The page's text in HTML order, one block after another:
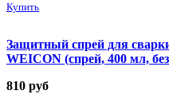
Купить
Защитный спрей для
WEICON (спрей, 400 мл,
810 руб